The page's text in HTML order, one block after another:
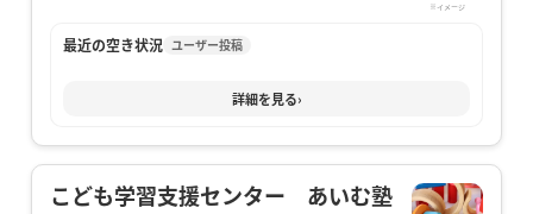
※イメージ
最近の空き状況 ユーザー投稿
詳細を見る›
こども学習支援センター あいむ塾